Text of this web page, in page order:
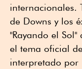
internacionales.
de Downs y los
"Rayando el
el tema oficial
interpretado por